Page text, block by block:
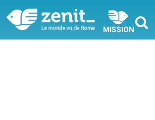
MISSION